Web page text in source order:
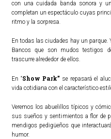
con una cuidada banda sonora y
completan un espectáculo cuyas
ritmo y la sorpresa.
En todas las ciudades hay un parque.
Bancos que son mudos testigos
trascurre alrededor de ellos.
En “Show Park” se repasará el
vida cotidiana con el característico
Veremos los abuelillos típicos y
sus sueños y sentimientos a flor de
mendigos pedigüeños que
humor.